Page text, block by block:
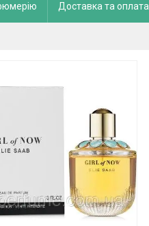
Доставка та оплата